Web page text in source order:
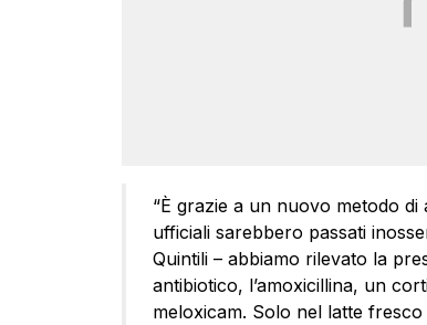
“È grazie a un nuovo metodo
ufficiali sarebbero passati
Quintili – abbiamo rilevato la
antibiotico, l’amoxicillina, un
meloxicam. Solo nel latte fresco